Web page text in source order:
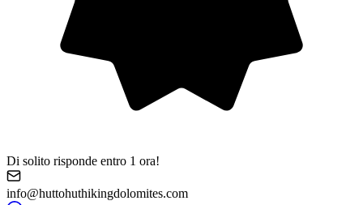
Di solito risponde entro 1 ora!
info@huttohuthikingdolomites.com